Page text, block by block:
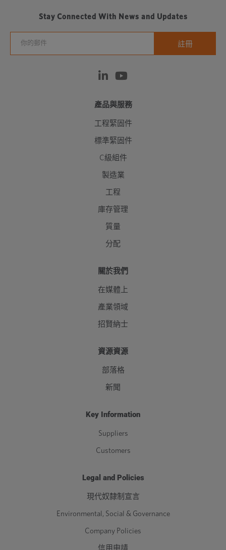
Stay Connected With News and Updates
產品與服務
工程緊固件
標準緊固件
C級組件
製造業
工程
庫存管理
質量
分配
關於我們
在媒體上
產業領域
招賢納士
資源資源
部落格
新聞
Key Information
Suppliers
Customers
Legal and Policies
現代奴隸制宣言
Environmental, Social & Governance
Company Policies
信用申請